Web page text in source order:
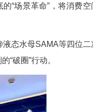
。”花楼水塔街
找到一把能打开年